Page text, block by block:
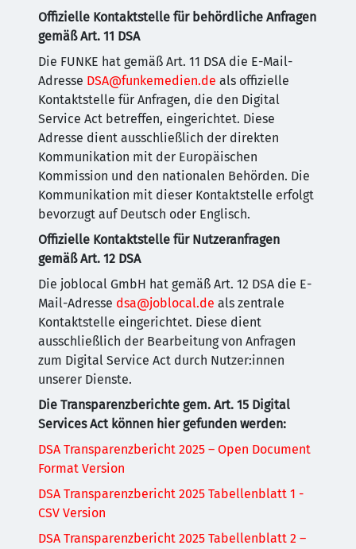
Offizielle Kontaktstelle für behördliche Anfragen
gemäß Art. 11 DSA
Die FUNKE hat gemäß Art. 11 DSA die E-Mail-
Adresse DSA@funkemedien.de als offizielle
Kontaktstelle für Anfragen, die den Digital
Service Act betreffen, eingerichtet. Diese
Adresse dient ausschließlich der direkten
Kommunikation mit der Europäischen
Kommission und den nationalen Behörden. Die
Kommunikation mit dieser Kontaktstelle erfolgt
bevorzugt auf Deutsch oder Englisch.
Offizielle Kontaktstelle für Nutzeranfragen
gemäß Art. 12 DSA
Die joblocal GmbH hat gemäß Art. 12 DSA die E-
Mail-Adresse dsa@joblocal.de als zentrale
Kontaktstelle eingerichtet. Diese dient
ausschließlich der Bearbeitung von Anfragen
zum Digital Service Act durch Nutzer:innen
unserer Dienste.
Die Transparenzberichte gem. Art. 15 Digital
Services Act können hier gefunden werden:
DSA Transparenzbericht 2025 – Open Document
Format Version
DSA Transparenzbericht 2025 Tabellenblatt 1 -
CSV Version
DSA Transparenzbericht 2025 Tabellenblatt 2 –